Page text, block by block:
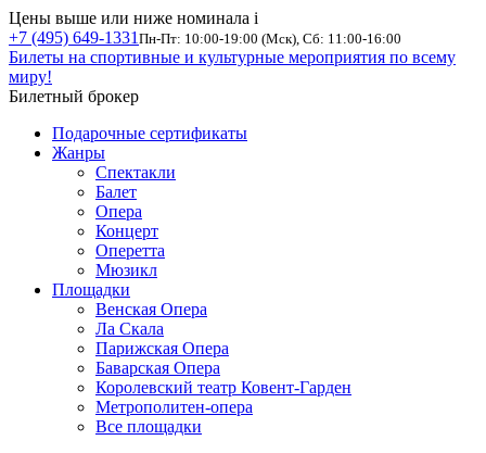
Цены выше или ниже номинала i
+7 (495) 649-1331 Пн-Пт: 10:00-19:00 (Мск), Сб: 11:00-16:00
Билеты на спортивные и культурные мероприятия по всему
миру!
Билетный брокер
Подарочные сертификаты
Жанры
Спектакли
Балет
Опера
Концерт
Оперетта
Мюзикл
Площадки
Венская Опера
Ла Скала
Парижская Опера
Баварская Опера
Королевский театр Ковент-Гарден
Метрополитен-опера
Все площадки